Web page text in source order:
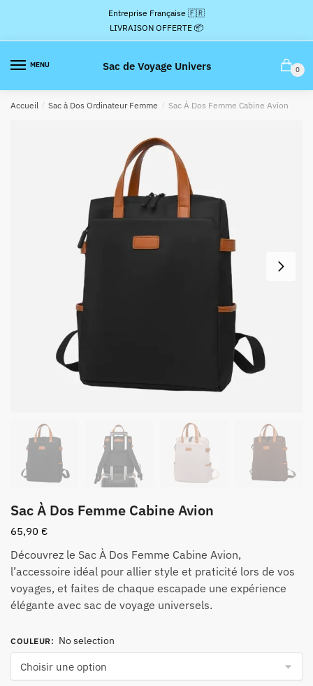
la
navigation
contenu
Entreprise Française 🇫🇷
LIVRAISON OFFERTE 📦
MENU Sac de Voyage Univers 0
Accueil / Sac à Dos Ordinateur Femme / Sac À Dos Femme Cabine Avion
Sac À Dos Femme Cabine Avion
65,90 €
Découvrez le Sac À Dos Femme Cabine Avion,
l’accessoire idéal pour allier style et praticité lors de vos
voyages, et faites de chaque escapade une expérience
élégante avec sac de voyage universels.
COULEUR: No selection